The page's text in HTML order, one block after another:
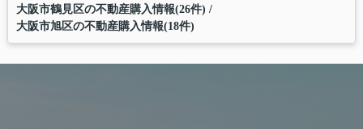
大阪市鶴見区の不動産購入情報(26件)
大阪市旭区の不動産購入情報(18件)